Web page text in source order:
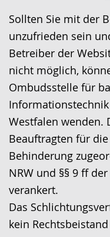
Sollten Sie mit der
unzufrieden sein
Betreiber der
nicht möglich,
Ombudsstelle für
Westfalen wenden.
Beauftragten für
Behinderung
NRW und §§ 9 ff
verankert.
Das
kein
e
i
c
h
t
e
n
S
p
r
a
c
h
v
i
e
r
e
A
u
d
i
o
-
U
n
i
d
e
o
i
n
D
e
u
t
s
c
h